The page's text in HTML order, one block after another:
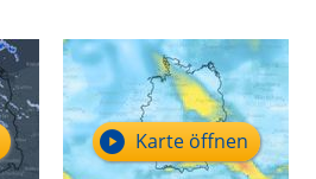
Karte öffnen